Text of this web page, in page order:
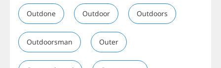
Outdone Outdoor Outdoors
Outdoorsman Outer